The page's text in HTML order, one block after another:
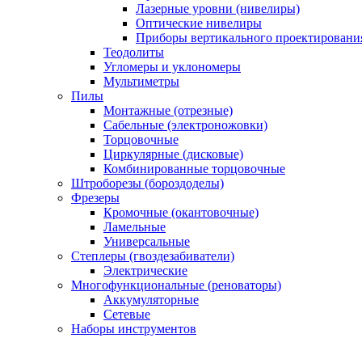
Лазерные уровни (нивелиры)
Оптические нивелиры
Приборы вертикального
Теодолиты
Угломеры и уклономеры
Мультиметры
Пилы
Монтажные (отрезные)
Сабельные (электроножовки)
Торцовочные
Циркулярные (дисковые)
Комбинированные торцовочные
Штроборезы (бороздоделы)
Фрезеры
Кромочные (окантовочные)
Ламельные
Универсальные
Степлеры (гвоздезабиватели)
Электрические
Многофункциональные (реноваторы)
Аккумуляторные
Сетевые
Наборы инструментов